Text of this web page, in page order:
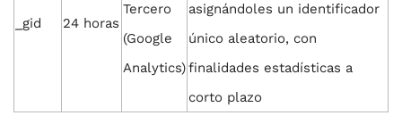
_gid 24 horas
Tercero
(Google
Analytics)
asignándoles un identificador
único aleatorio, con
finalidades estadísticas a
corto plazo